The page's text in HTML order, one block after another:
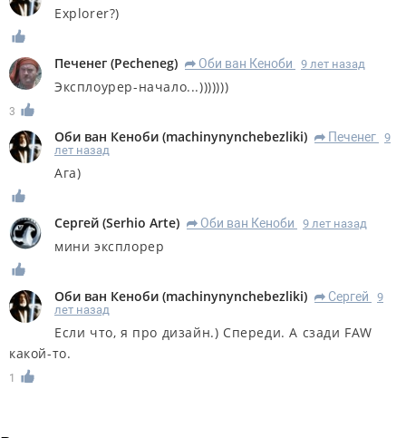
Explorer?)
Печенег (Pecheneg) R Оби ван Кеноби 9 лет назад
Эксплоурер-начало...)))))))
3
Оби ван Кеноби (machinynynchebezliki) R Печенег 9
лет назад
Ага)
Сергей (Serhio Arte) R Оби ван Кеноби 9 лет назад
мини эксплорер
Оби ван Кеноби (machinynynchebezliki) R Сергей
9
лет назад
Если что, я про дизайн.) Спереди. А сзади FAW
какой-то.
1